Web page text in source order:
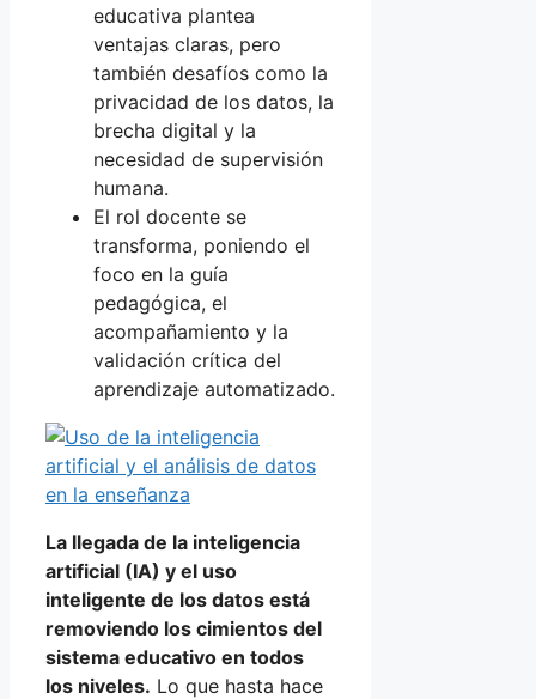
educativa plantea
ventajas claras, pero
también desafíos como la
privacidad de los datos, la
brecha digital y la
necesidad de supervisión
humana.
El rol docente se
transforma, poniendo el
foco en la guía
pedagógica, el
acompañamiento y la
validación crítica del
aprendizaje automatizado.
La llegada de la inteligencia
artificial (IA) y el uso
inteligente de los datos está
removiendo los cimientos del
sistema educativo en todos
los niveles. Lo que hasta hace